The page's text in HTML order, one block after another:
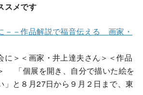
スメです
－－作品解説で福音伝える 画家・
に＞＜画家・井上達夫さん＞＜作品
「個展を開き、自分で描いた絵を
」と８月27日から９月２日まで、東